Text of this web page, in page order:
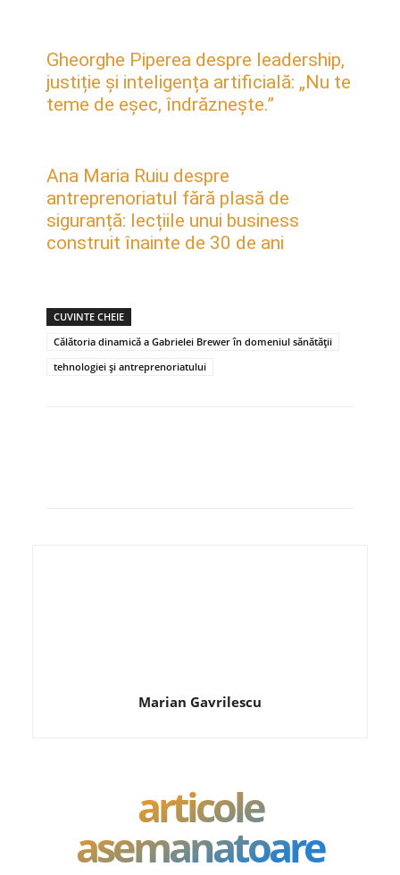
Gheorghe Piperea despre leadership,
justiție și inteligența artificială: „Nu te
teme de eșec, îndrăznește.”
Ana Maria Ruiu despre
antreprenoriatul fără plasă de
siguranță: lecțiile unui business
construit înainte de 30 de ani
CUVINTE CHEIE
Călătoria dinamică a Gabrielei Brewer în domeniul sănătății
tehnologiei și antreprenoriatului
Marian Gavrilescu
articole
asemanatoare